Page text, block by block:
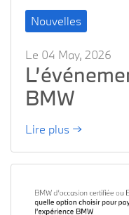
Nouvelles
Le 04 May, 2026
BMW
Lire plus →